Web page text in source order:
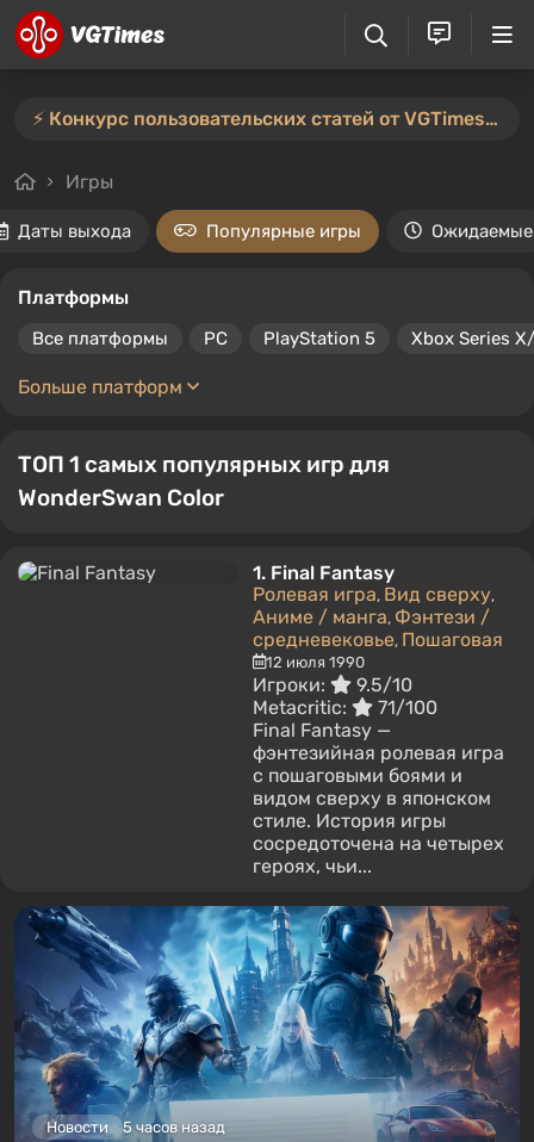
⚡️ Конкурс пользовательских статей от VGTimes продлён — участвуйте тут ⚡️
Игры
Даты выхода Популярные игры Ожидаемые
Платформы
Все платформы PC PlayStation 5 Xbox Series
Больше платформ
ТОП 1 самых популярных игр для
WonderSwan Color
1. Final Fantasy
Ролевая игра, Вид сверху,
Аниме / манга, Фэнтези /
средневековье, Пошаговая
12 июля 1990
Игроки:
9.5/10
Metacritic:
71/100
Final Fantasy —
фэнтезийная ролевая игра
с пошаговыми боями и
видом сверху в японском
стиле. История игры
сосредоточена на четырех
героях, чьи...
Новости 5 часов назад